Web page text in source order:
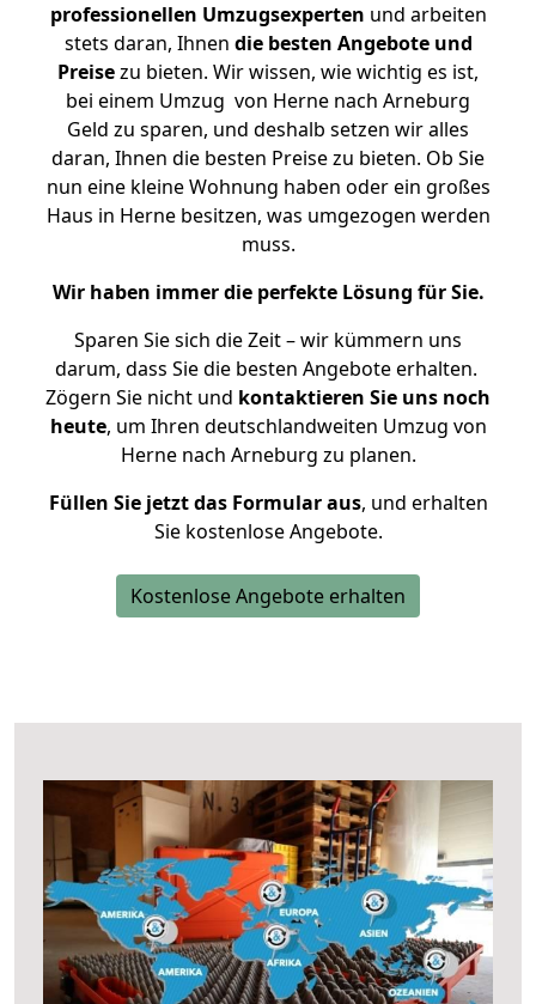
professionellen Umzugsexperten und arbeiten
stets daran, Ihnen die besten Angebote und
Preisezu bieten. Wir wissen, wie wichtig es ist,
bei einem Umzug von Herne nach Arneburg
Geld zu sparen, und deshalb setzen wir alles
daran, Ihnen die besten Preise zu bieten. Ob Sie
nun eine kleine Wohnung haben oder ein großes
Haus in Herne besitzen, was umgezogen werden
muss.
Wir haben immer die perfekte Lösung für Sie.
Sparen Sie sich die Zeit – wir kümmern uns
darum, dass Sie die besten Angebote erhalten.
Zögern Sie nicht und kontaktieren Sie uns noch
heute, um Ihren deutschlandweiten Umzug von
Herne nach Arneburg zu planen.
Füllen Sie jetzt das Formular aus, und erhalten
Sie kostenlose Angebote.
Kostenlose Angebote erhalten